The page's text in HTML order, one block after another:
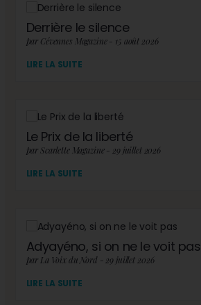
Derrière le silence
par Cévennes Magazine - 15 août 2026
LIRE LA SUITE
Le Prix de la liberté
par Scarlette Magazine - 29 juillet 2026
LIRE LA SUITE
Adyayéno, si on ne le voit pas
par La Voix du Nord - 29 juillet 2026
LIRE LA SUITE